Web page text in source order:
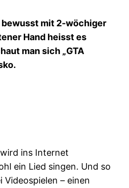
bewusst mit 2-wöchiger
Hand heisst es
man sich „GTA
ins Internet
ein Lied singen. Und so
– einen